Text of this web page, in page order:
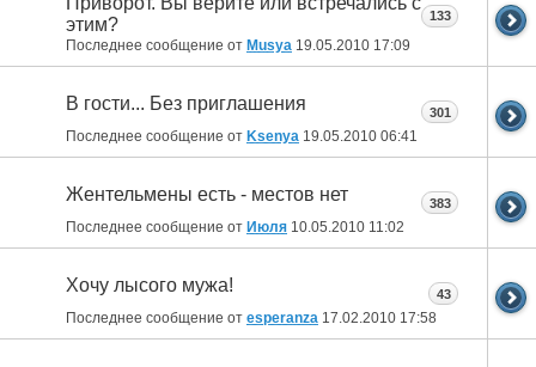
этим?
Последнее сообщение от Musya 19.05.2010 17:09
133
В гости... Без приглашения
Последнее сообщение от Ksenya 19.05.2010 06:41
301
Жентельмены есть - местов нет
Последнее сообщение от Июля 10.05.2010 11:02
383
Хочу лысого мужа!
Последнее сообщение от esperanza 17.02.2010 17:58
43